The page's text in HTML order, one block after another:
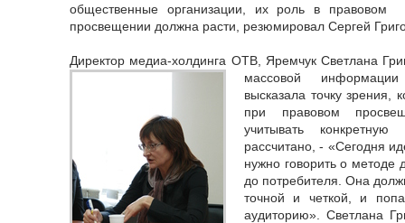
общественные организации, их роль в правовом
просвещении должна расти, резюмировал Сергей
Директор медиа-холдинга ОТВ, Яремчук Светлана
массовой
высказала точку зрения,
при правовом
учитывать
рассчитано, - «Сегодня
нужно говорить о
до потребителя. Она
точной и четкой, и
аудиторию». Светлана